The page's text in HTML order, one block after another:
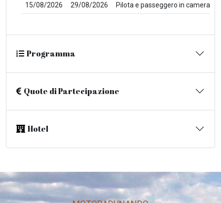
15/08/2026 29/08/2026 Pilota e passeggero in camera
Programma
Quote di Partecipazione
Hotel